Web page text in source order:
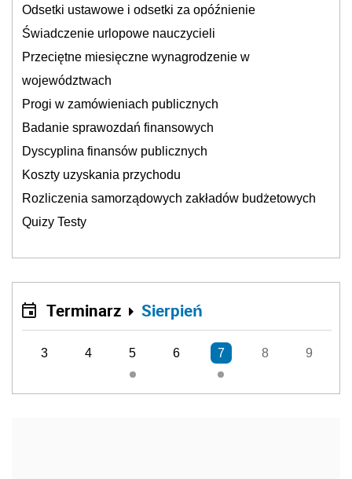
Odsetki ustawowe i odsetki za opóźnienie
Świadczenie urlopowe nauczycieli
Przeciętne miesięczne wynagrodzenie w
województwach
Progi w zamówieniach publicznych
Badanie sprawozdań finansowych
Dyscyplina finansów publicznych
Koszty uzyskania przychodu
Rozliczenia samorządowych zakładów budżetowych
Quizy Testy
Terminarz Sierpień
3 4 5 6 7 8 9